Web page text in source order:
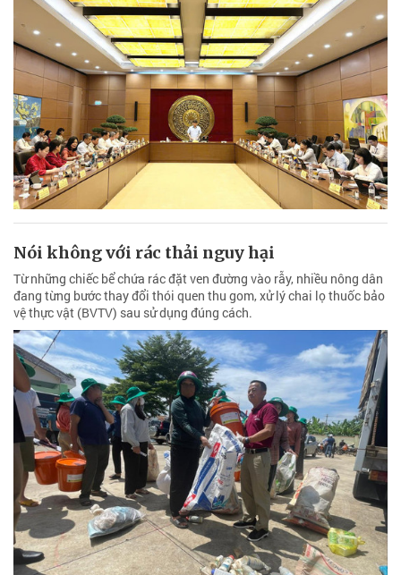
Nói không với rác thải nguy hại
Từ những chiếc bể chứa rác đặt ven đường vào rẫy, nhiều nông dân
đang từng bước thay đổi thói quen thu gom, xử lý chai lọ thuốc bảo
vệ thực vật (BVTV) sau sử dụng đúng cách.